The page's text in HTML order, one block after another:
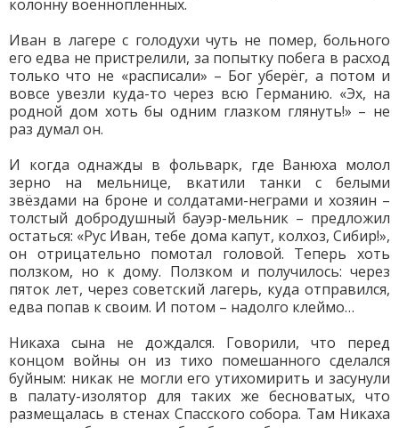
колонну военнопленных.
Иван в лагере с голодухи чуть не помер, больного
его едва не пристрелили, за попытку побега в расход
только что не «расписали» – Бог уберёг, а потом и
вовсе увезли куда-то через всю Германию. «Эх, на
родной дом хоть бы одним глазком глянуть!» – не
раз думал он.
И когда однажды в фольварк, где Ванюха молол
зерно на мельнице, вкатили танки с белыми
звёздами на броне и солдатами-неграми и хозяин –
толстый добродушный бауэр-мельник – предложил
остаться: «Рус Иван, тебе дома капут, колхоз, Сибир!»,
он отрицательно помотал головой. Теперь хоть
ползком, но к дому. Ползком и получилось: через
пяток лет, через советский лагерь, куда отправился,
едва попав к своим. И потом – надолго клеймо…
Никаха сына не дождался. Говорили, что перед
концом войны он из тихо помешанного сделался
буйным: никак не могли его утихомирить и засунули
в палату-изолятор для таких же бесноватых, что
размещалась в стенах Спасского собора. Там Никаха